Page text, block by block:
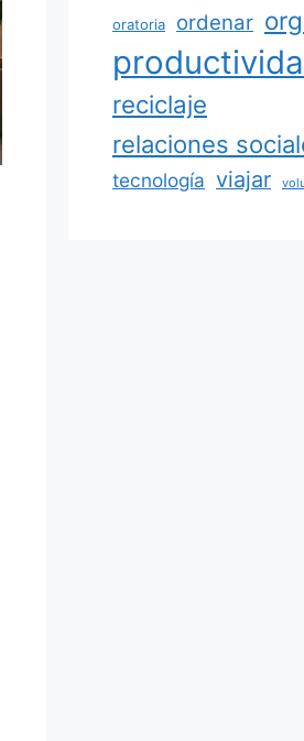
oratoria ordenar
reciclaje
relaciones
tecnología viajar